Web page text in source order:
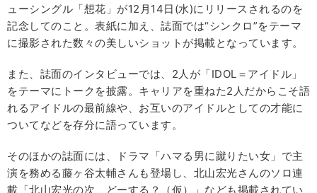
ューシングル「想花」が12月14日(水)にリリースされるのを
記念してのこと。表紙に加え、誌面では“シンクロ”をテーマ
に撮影された数々の美しいショットが掲載となっています。
また、誌面のインタビューでは、2人が「IDOL＝アイドル」
をテーマにトークを披露。キャリアを重ねた2人だからこそ語
れるアイドルの最前線や、お互いのアイドルとしての才能に
ついてなどを存分に語っています。
そのほかの誌面には、ドラマ「ハマる男に蹴りたい女」で主
演を務める藤ヶ谷太輔さんも登場し、北山宏光さんのソロ連
載「北山宏光の次、どーする？（仮）」なども掲載されてい